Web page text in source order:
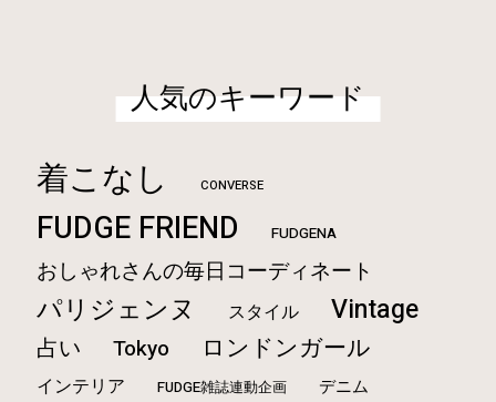
人気のキーワード
着こなし CONVERSE
FUDGE FRIEND FUDGENA
おしゃれさんの毎日コーディネート
パリジェンヌ スタイル Vintage
占い Tokyo ロンドンガール
インテリア FUDGE雑誌連動企画 デニム